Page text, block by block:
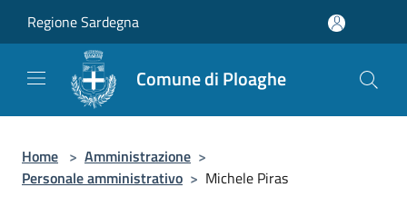
Regione Sardegna
Comune di Ploaghe
Home > Amministrazione >
Personale amministrativo > Michele Piras